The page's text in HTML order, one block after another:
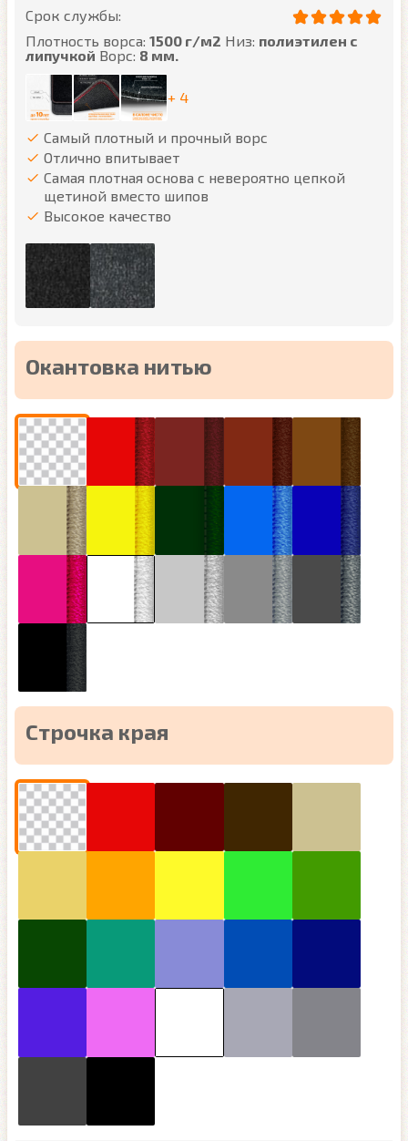
Срок службы:
Плотность ворса: 1500 г/м2 Низ: полиэтилен с
липучкой Ворс: 8 мм.
+ 4
Самый плотный и прочный ворс
Отлично впитывает
Самая плотная основа с невероятно цепкой
щетиной вместо шипов
Высокое качество
Окантовка нитью
Строчка края